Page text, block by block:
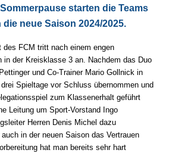
starten die Teams
neue Saison 2024/2025.
des FCM tritt nach einem engen
in der Kreisklasse 3 an. Nachdem das Duo
und Co-Trainer Mario Gollnick in
Spieltage vor Schluss übernommen und
zum Klassenerhalt geführt
Leitung um Sport-Vorstand Ingo
Herren Denis Michel dazu
in der neuen Saison das Vertrauen
hat man bereits sehr hart